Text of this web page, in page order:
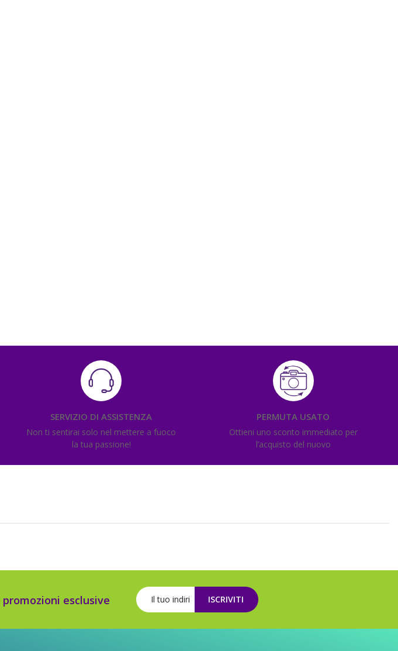
SERVIZIO DI ASSISTENZA
Non ti sentirai solo nel mettere a fuoco
la tua passione!
PERMUTA USATO
Ottieni uno sconto immediato per
l’acquisto del nuovo
promozioni esclusive ISCRIVITI